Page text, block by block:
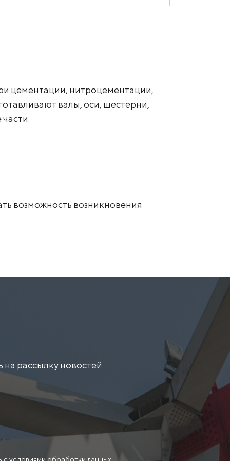
цементации, нитроцементации,
валы, оси, шестерни,
возможность возникновения
рассылку новостей